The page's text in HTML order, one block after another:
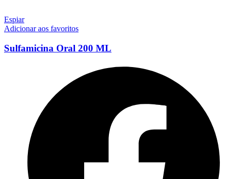
Espiar
Adicionar aos favoritos
Sulfamicina Oral 200 ML